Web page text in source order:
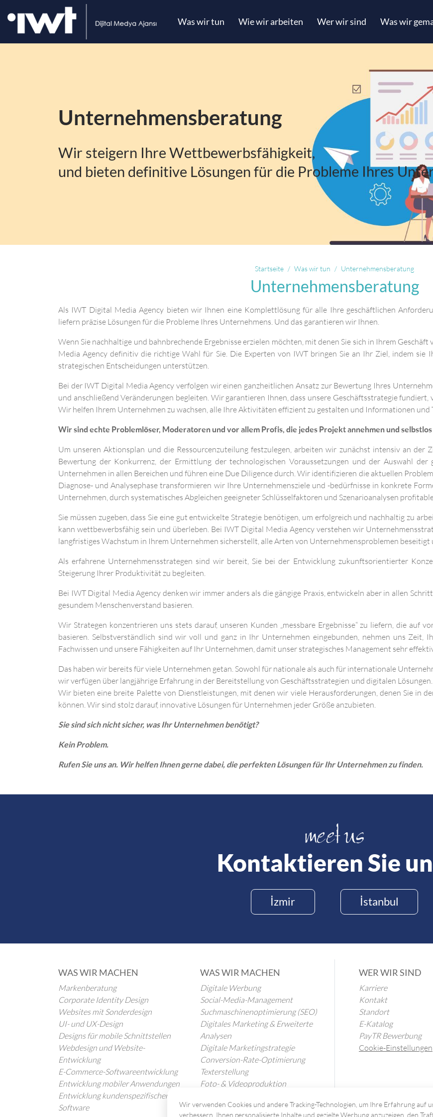
Wir verwenden Cookies und andere Tracking-Technologien, um Ihre Erfahrung auf
verbessern, Ihnen personalisierte Inhalte und gezielte Werbung anzuzeigen, den
Was wir tun Wie wir arbeiten Wer wir sind Was wir
Unternehmensberatung
Wir steigern Ihre Wettbewerbsfähigkeit,
und bieten definitive Lösungen für die Probleme Ihres
Startseite Was wir tun Unternehmensberatung
Unternehmensberatung
Als IWT Digital Media Agency bieten wir Ihnen eine Komplettlösung für alle Ihre geschäftlichen
liefern präzise Lösungen für die Probleme Ihres Unternehmens. Und das garantieren wir Ihnen.
Wenn Sie nachhaltige und bahnbrechende Ergebnisse erzielen möchten, mit denen Sie sich in Ihrem
Media Agency definitiv die richtige Wahl für Sie. Die Experten von IWT bringen Sie an Ihr Ziel, indem sie
strategischen Entscheidungen unterstützen.
Bei der IWT Digital Media Agency verfolgen wir einen ganzheitlichen Ansatz zur Bewertung Ihres
und anschließend Veränderungen begleiten. Wir garantieren Ihnen, dass unsere Geschäftsstrategie
Wir helfen Ihrem Unternehmen zu wachsen, alle Ihre Aktivitäten effizient zu gestalten und Informationen und
Wir sind echte Problemlöser, Moderatoren und vor allem Profis, die jedes Projekt annehmen und
Um unseren Aktionsplan und die Ressourcenzuteilung festzulegen, arbeiten wir zunächst intensiv an der
Bewertung der Konkurrenz, der Ermittlung der technologischen Voraussetzungen und der Auswahl
Unternehmen in allen Bereichen und führen eine Due Diligence durch. Wir identifizieren die aktuellen
Diagnose- und Analysephase transformieren wir Ihre Unternehmensziele und -bedürfnisse in konkrete
Unternehmen, durch systematisches Abgleichen geeigneter Schlüsselfaktoren und Szenarioanalysen
Sie müssen zugeben, dass Sie eine gut entwickelte Strategie benötigen, um erfolgreich und nachhaltig zu
kann wettbewerbsfähig sein und überleben. Bei IWT Digital Media Agency verstehen wir
langfristiges Wachstum in Ihrem Unternehmen sicherstellt, alle Arten von Unternehmensproblemen beseitigt
Als erfahrene Unternehmensstrategen sind wir bereit, Sie bei der Entwicklung zukunftsorientierter
Steigerung Ihrer Produktivität zu begleiten.
Bei IWT Digital Media Agency denken wir immer anders als die gängige Praxis, entwickeln aber in allen
gesundem Menschenverstand basieren.
Wir Strategen konzentrieren uns stets darauf, unseren Kunden „messbare Ergebnisse“ zu liefern, die auf
basieren. Selbstverständlich sind wir voll und ganz in Ihr Unternehmen eingebunden, nehmen uns Zeit,
Fachwissen und unsere Fähigkeiten auf Ihr Unternehmen, damit unser strategisches Management sehr
Das haben wir bereits für viele Unternehmen getan. Sowohl für nationale als auch für internationale
wir verfügen über langjährige Erfahrung in der Bereitstellung von Geschäftsstrategien und digitalen
Wir bieten eine breite Palette von Dienstleistungen, mit denen wir viele Herausforderungen, denen Sie in
können. Wir sind stolz darauf, innovative Lösungen für Unternehmen jeder Größe anzubieten.
Sie sind sich nicht sicher, was Ihr Unternehmen benötigt?
Kein Problem.
Rufen Sie uns an. Wir helfen Ihnen gerne dabei, die perfekten Lösungen für Ihr Unternehmen zu finden.
Kontaktieren Sie
İzmir İstanbul
WAS WIR MACHEN
Markenberatung
Corporate Identity Design
Websites mit Sonderdesign
UI- und UX-Design
Designs für mobile Schnittstellen
Webdesign und Website-
Entwicklung
E-Commerce-Softwareentwicklung
Entwicklung mobiler Anwendungen
Entwicklung kundenspezifischer
Software
WAS WIR MACHEN
Digitale Werbung
Social-Media-Management
Suchmaschinenoptimierung (SEO)
Digitales Marketing & Erweiterte
Analysen
Digitale Marketingstrategie
Conversion-Rate-Optimierung
Texterstellung
Foto- & Videoproduktion
WER WIR SIND
Karriere
Kontakt
Standort
E-Katalog
PayTR Bewerbung
Cookie-Einstellungen